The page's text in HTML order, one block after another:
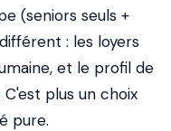
(seniors seuls +
: les loyers
et le profil de
plus un choix
pure.